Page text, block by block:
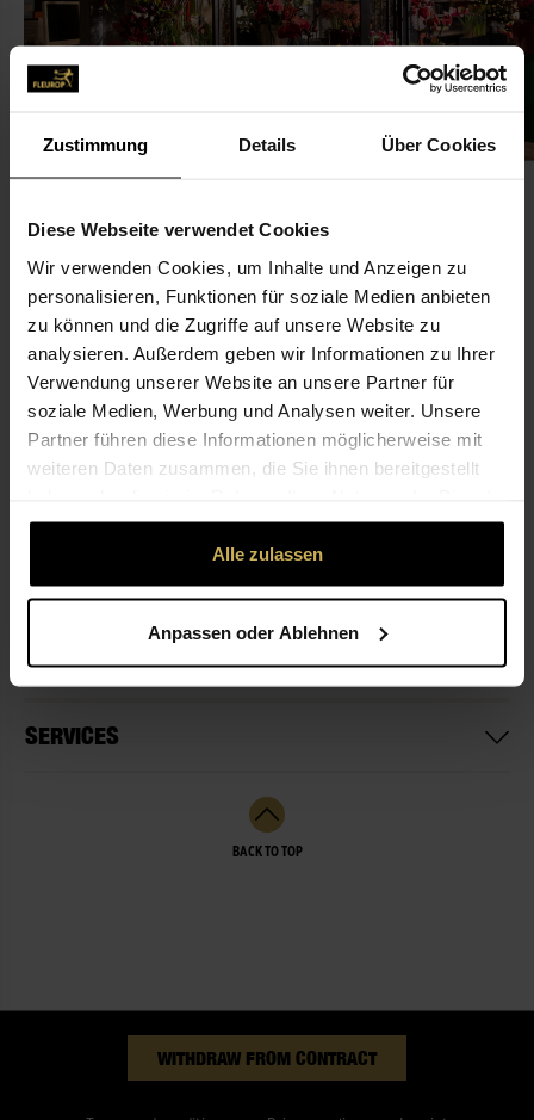
Zustimmung Details Über Cookies
Diese Webseite verwendet Cookies
Wir verwenden Cookies, um Inhalte und Anzeigen zu
personalisieren, Funktionen für soziale Medien anbieten
zu können und die Zugriffe auf unsere Website zu
analysieren. Außerdem geben wir Informationen zu Ihrer
Verwendung unserer Website an unsere Partner für
soziale Medien, Werbung und Analysen weiter. Unsere
Partner führen diese Informationen möglicherweise mit
weiteren Daten zusammen, die Sie ihnen bereitgestellt
gesammelt haben.
Alle zulassen
Anpassen oder Ablehnen
CONTACT
Gärtnerei Jentsch
Jentsch, Kai
Hamburger Str. 33
22941 Bargteheide
04532-229 42
info@blumen-jentsch.de
OPENING HOURS
SERVICES
BACK TO TOP
WITHDRAW FROM CONTRACT